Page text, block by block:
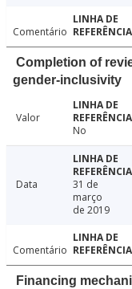
Comentário
Completion of
gender-inclusivity
Valor
No
Data
31 de
março
de 2019
Comentário
Financing